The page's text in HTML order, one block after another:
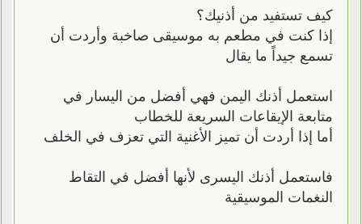
كيف تستفيد من أذنيك؟
إذا كنت في مطعم به موسيقى صاخبة وأردت أن
تسمع جيداً ما يقال
استعمل أذنك اليمن فهي أفضل من اليسار في
متابعة الإيقاعات السريعة للخطاب
أما إذا أردت أن تميز الأغنية التي تعزف في الخلف
فاستعمل أذنك اليسرى لأنها أفضل في التقاط
النغمات الموسيقية